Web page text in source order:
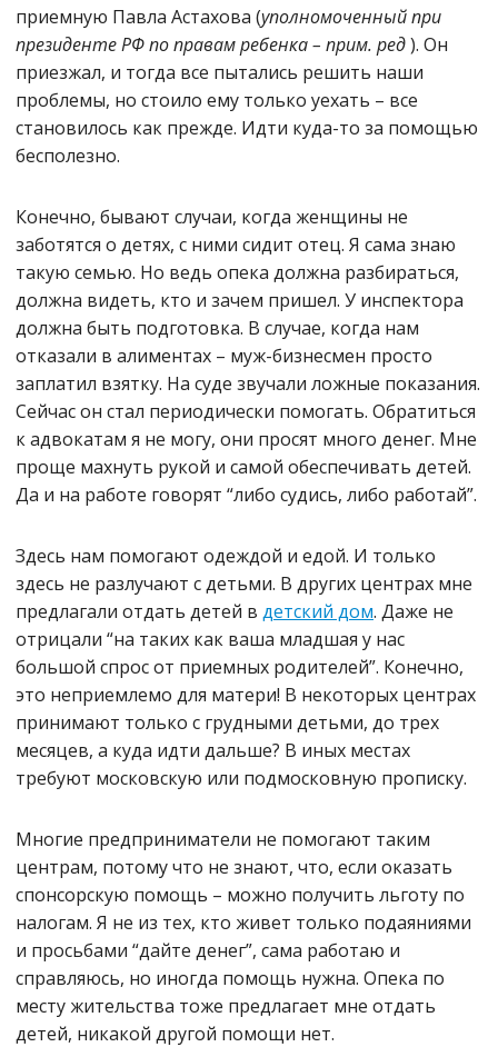
приемную Павла Астахова (уполномоченный при
президенте РФ по правам ребенка– прим. ред). Он
приезжал, и тогда все пытались решить наши
проблемы, но стоило ему только уехать – все
становилось как прежде. Идти куда-то за помощью
бесполезно.
Конечно, бывают случаи, когда женщины не
заботятся о детях, с ними сидит отец. Я сама знаю
такую семью. Но ведь опека должна разбираться,
должна видеть, кто и зачем пришел. У инспектора
должна быть подготовка. В случае, когда нам
отказали в алиментах – муж-бизнесмен просто
заплатил взятку. На суде звучали ложные показания.
Сейчас он стал периодически помогать. Обратиться
к адвокатам я не могу, они просят много денег. Мне
проще махнуть рукой и самой обеспечивать детей.
Да и на работе говорят “либо судись, либо работай”.
Здесь нам помогают одеждой и едой. И только
здесь не разлучают с детьми. В других центрах мне
предлагали отдать детей в детский дом. Даже не
отрицали “на таких как ваша младшая у нас
большой спрос от приемных родителей”. Конечно,
это неприемлемо для матери! В некоторых центрах
принимают только с грудными детьми, до трех
месяцев, а куда идти дальше? В иных местах
требуют московскую или подмосковную прописку.
Многие предприниматели не помогают таким
центрам, потому что не знают, что, если оказать
спонсорскую помощь – можно получить льготу по
налогам. Я не из тех, кто живет только подаяниями
и просьбами “дайте денег”, сама работаю и
справляюсь, но иногда помощь нужна. Опека по
месту жительства тоже предлагает мне отдать
детей, никакой другой помощи нет.